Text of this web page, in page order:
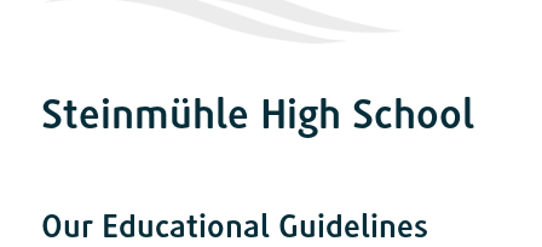
Steinmühle High School
Our Educational Guidelines